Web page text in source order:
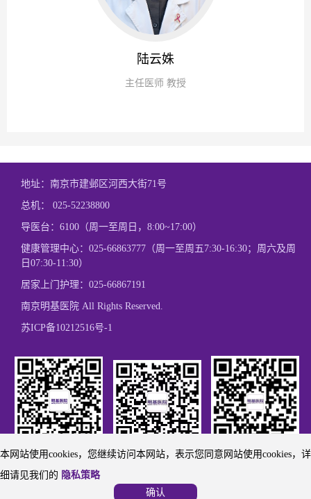
陆云姝
主任医师 教授
地址：南京市建邺区河西大街71号
总机： 025-52238800
导医台：6100（周一至周日，8:00~17:00）
健康管理中心： 025-66863777 （周一至周五7:30-16:30；周六及周
日07:30-11:30）
居家上门护理： 025-66867191
南京明基医院 All Rights Reserved.
苏ICP备10212516号-1
欢迎关注我们 欢迎关注我们 微博关注
本网站使用cookies，您继续访问本网站，表示您同意网站使用cookies，详
细请见我们的 隐私策略
确认